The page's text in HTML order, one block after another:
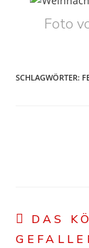
Foto
SCHLAGWÖRTER:
DAS